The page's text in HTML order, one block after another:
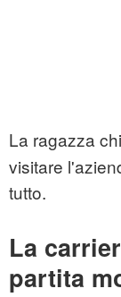
La ragazza
visitare
tutto.
La
partita